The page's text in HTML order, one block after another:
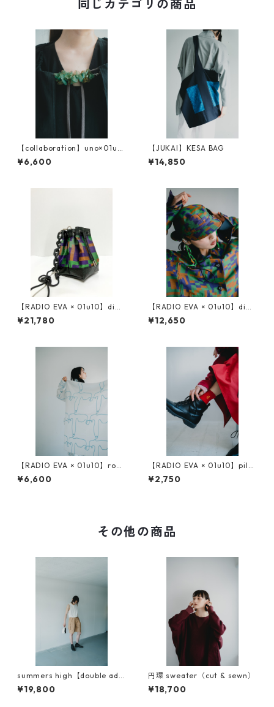
同じカテゴリの商品
【collaboration】uno×01u1
0 道行紐
¥6,600
【JUKAI】KESA BAG
¥14,850
【RADIO EVA × 01u10】digi
tal camouflage jacquard 巾
着（レザーチェーン付き）
¥21,780
【RADIO EVA × 01u10】digi
tal camouflage jacquard pil
ot cap
¥12,650
【RADIO EVA × 01u10】rope
jacquard big scarf
¥6,600
【RADIO EVA × 01u10】pile
socks
¥2,750
その他の商品
summers high【double adju
st half cargo pants】
¥19,800
円環 sweater（cut & sewn）
¥18,700